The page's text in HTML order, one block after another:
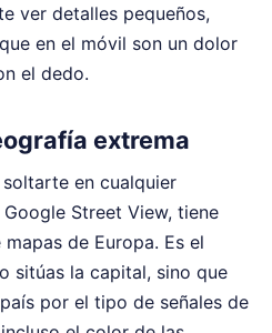
ver detalles pequeños,
en el móvil son un dolor
el dedo.
extrema
en cualquier
Street View, tiene
de Europa. Es el
sitúas la capital, sino que
por el tipo de señales de